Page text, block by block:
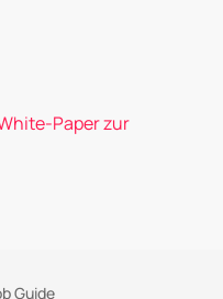
Paper zur
Guide